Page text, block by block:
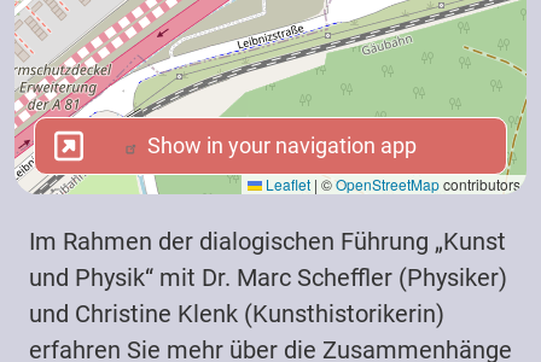
Leaflet | ©OpenStreetMapcontributors
Show in your navigation app
Show in your navigation app
Im Rahmen der dialogischen Führung „Kunst
und Physik“ mit Dr. Marc Scheffler (Physiker)
und Christine Klenk (Kunsthistorikerin)
erfahren Sie mehr über die Zusammenhänge